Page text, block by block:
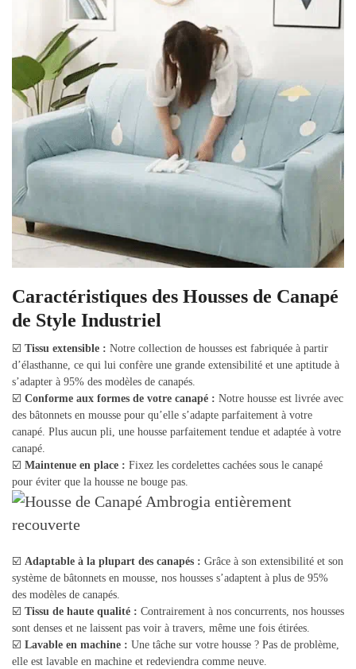
Caractéristiques des Housses de Canapé
de Style Industriel
☑️ Tissu extensible : Notre collection de housses est fabriquée à partir
d’élasthanne, ce qui lui confère une grande extensibilité et une aptitude à
s’adapter à 95% des modèles de canapés.
☑️ Conforme aux formes de votre canapé : Notre housse est livrée avec
des bâtonnets en mousse pour qu’elle s’adapte parfaitement à votre
canapé. Plus aucun pli, une housse parfaitement tendue et adaptée à votre
canapé.
☑️ Maintenue en place : Fixez les cordelettes cachées sous le canapé
pour éviter que la housse ne bouge pas.
☑️ Adaptable à la plupart des canapés : Grâce à son extensibilité et son
système de bâtonnets en mousse, nos housses s’adaptent à plus de 95%
des modèles de canapés.
☑️ Tissu de haute qualité : Contrairement à nos concurrents, nos housses
sont denses et ne laissent pas voir à travers, même une fois étirées.
☑️ Lavable en machine : Une tâche sur votre housse ? Pas de problème,
elle est lavable en machine et redeviendra comme neuve.